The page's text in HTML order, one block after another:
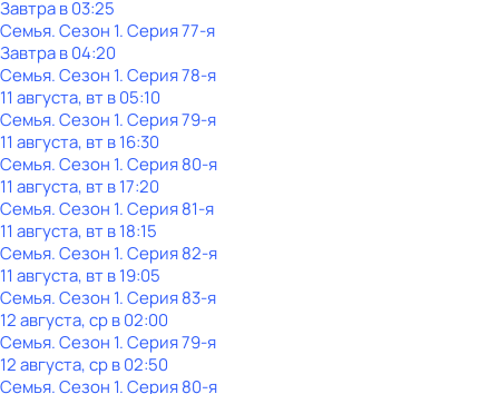
Завтра в 03:25
Семья. Сезон 1. Серия 77-я
Завтра в 04:20
Семья. Сезон 1. Серия 78-я
11 августа, вт в 05:10
Семья. Сезон 1. Серия 79-я
11 августа, вт в 16:30
Семья. Сезон 1. Серия 80-я
11 августа, вт в 17:20
Семья. Сезон 1. Серия 81-я
11 августа, вт в 18:15
Семья. Сезон 1. Серия 82-я
11 августа, вт в 19:05
Семья. Сезон 1. Серия 83-я
12 августа, ср в 02:00
Семья. Сезон 1. Серия 79-я
12 августа, ср в 02:50
Семья. Сезон 1. Серия 80-я